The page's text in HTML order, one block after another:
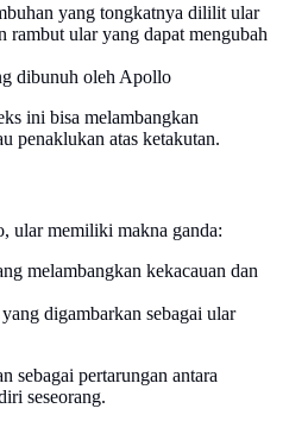
yang tongkatnya dililit ular
rambut ular yang dapat mengubah
dibunuh oleh Apollo
ini bisa melambangkan
penaklukan atas ketakutan.
ular memiliki makna ganda:
melambangkan kekacauan dan
digambarkan sebagai ular
sebagai pertarungan antara
seseorang.